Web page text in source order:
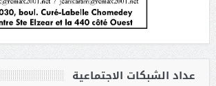
عداد الشبكات الاجتماعية